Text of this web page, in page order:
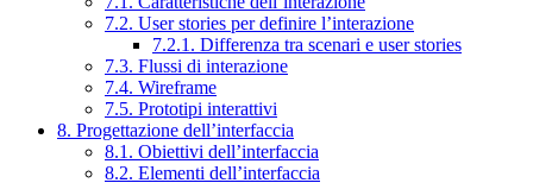
7.2. User stories per definire l’interazione
7.2.1. Differenza tra scenari e user stories
7.3. Flussi di interazione
7.4. Wireframe
7.5. Prototipi interattivi
8. Progettazione dell’interfaccia
8.1. Obiettivi dell’interfaccia
8.2. Elementi dell’interfaccia